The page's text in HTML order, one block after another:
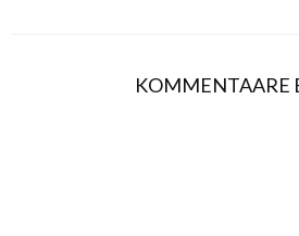
KOMMENTAARE